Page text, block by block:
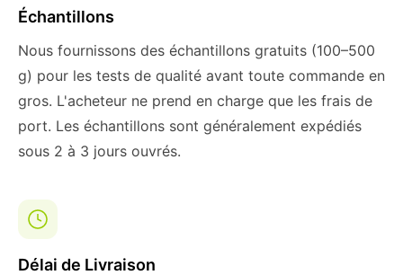
Échantillons
Nous fournissons des échantillons gratuits (100–500
g) pour les tests de qualité avant toute commande en
gros. L'acheteur ne prend en charge que les frais de
port. Les échantillons sont généralement expédiés
sous 2 à 3 jours ouvrés.
Délai de Livraison